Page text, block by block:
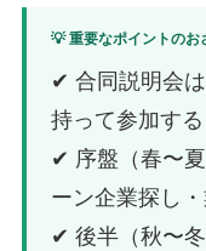
💡 重要なポイントのお
✔ 合同説明会
持って参加す
✔ 序盤（春〜
ーン企業探し
✔ 後半（秋〜